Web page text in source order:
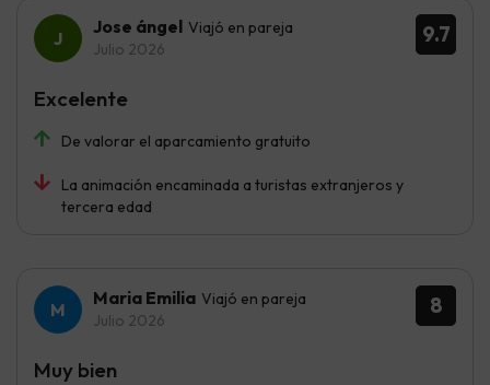
9.7
Jose ángel Viajó en pareja
Julio 2026
De valorar el aparcamiento gratuito
La animación encaminada a turistas extranjeros y
tercera edad
Excelente
8
Maria Emilia Viajó en pareja
Julio 2026
Muy bien